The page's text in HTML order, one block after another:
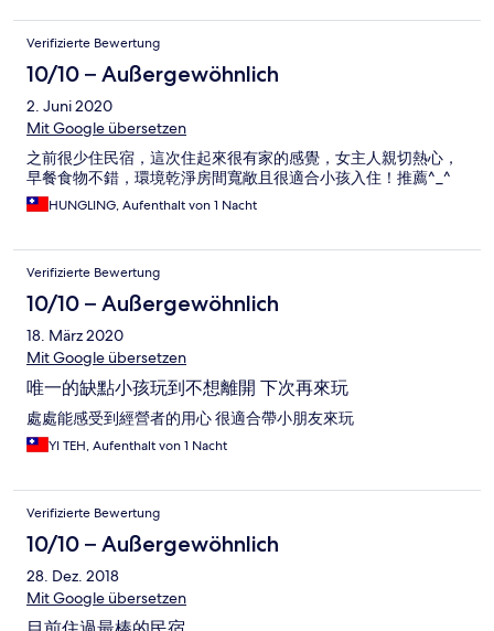
Verifizierte Bewertung
10/10 – Außergewöhnlich
2. Juni 2020
Mit Google übersetzen
之前很少住民宿，這次住起來很有家的感覺，女主人親切熱心，
早餐食物不錯，環境乾淨房間寬敞且很適合小孩入住！推薦^_^
HUNGLING, Aufenthalt von 1 Nacht
Verifizierte Bewertung
10/10 – Außergewöhnlich
18. März 2020
Mit Google übersetzen
唯一的缺點小孩玩到不想離開 下次再來玩
處處能感受到經營者的用心 很適合帶小朋友來玩
YI TEH, Aufenthalt von 1 Nacht
Verifizierte Bewertung
10/10 – Außergewöhnlich
28. Dez. 2018
Mit Google übersetzen